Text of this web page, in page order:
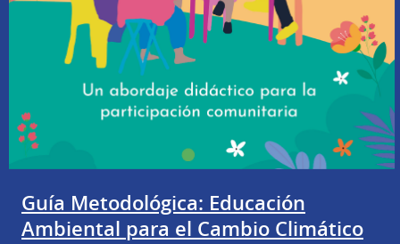
Guía Metodológica: Educación
Ambiental para el Cambio Climático